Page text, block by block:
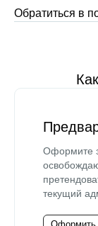
Обратиться в
Оформите
текущий